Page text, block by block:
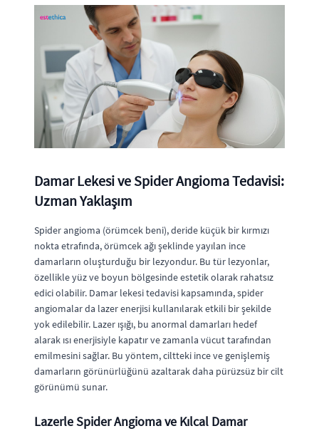
Damar Lekesi ve Spider Angioma Tedavisi:
Uzman Yaklaşım
Spider angioma (örümcek beni), deride küçük bir kırmızı
nokta etrafında, örümcek ağı şeklinde yayılan ince
damarların oluşturduğu bir lezyondur. Bu tür lezyonlar,
özellikle yüz ve boyun bölgesinde estetik olarak rahatsız
edici olabilir. Damar lekesi tedavisi kapsamında, spider
angiomalar da lazer enerjisi kullanılarak etkili bir şekilde
yok edilebilir. Lazer ışığı, bu anormal damarları hedef
alarak ısı enerjisiyle kapatır ve zamanla vücut tarafından
emilmesini sağlar. Bu yöntem, ciltteki ince ve genişlemiş
damarların görünürlüğünü azaltarak daha pürüzsüz bir cilt
görünümü sunar.
Lazerle Spider Angioma ve Kılcal Damar